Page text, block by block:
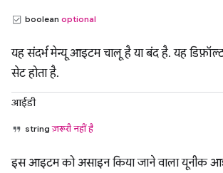
boolean optional
यह संदर्भ मेन्यू आइटम चालू है या बंद है. यह
सेट होता है.
आईडी
stringज़रूरी नहीं है
इस आइटम को असाइन किया जाने वाला यूनीक